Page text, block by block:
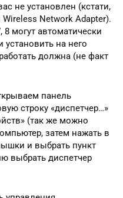
не установлен (кстати,
Network Adapter).
8 могут автоматически
установить на него
должна (не факт
панель
строку «диспетчер…»
(так же можно
затем нажать в
и выбрать пункт
выбрать диспетчер